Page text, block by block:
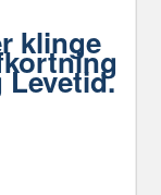
klinge